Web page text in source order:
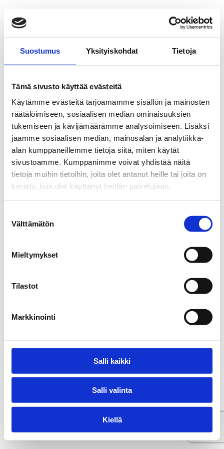
Suostumus Yksityiskohdat Tietoja
Tämä sivusto käyttää evästeitä
Käytämme evästeitä tarjoamamme sisällön ja mainosten
räätälöimiseen, sosiaalisen median ominaisuuksien
tukemiseen ja kävijämäärämme analysoimiseen. Lisäksi
jaamme sosiaalisen median, mainosalan ja analytiikka-
alan kumppaneillemme tietoja siitä, miten käytät
sivustoamme. Kumppanimme voivat yhdistää näitä
tietoja muihin tietoihin, joita olet antanut heille tai joita on
kerätty, kun olet käyttänyt heidän palvelujaan.
valinta
Välttämätön
Mieltymykset
Tilastot
Markkinointi
Salli kaikki
Salli valinta
Kiellä